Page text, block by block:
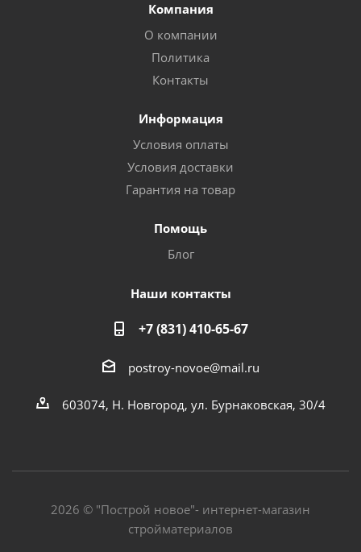
Компания
О компании
Политика
Контакты
Информация
Условия оплаты
Условия доставки
Гарантия на товар
Помощь
Блог
Наши контакты
+7 (831) 410-65-67
postroy-novoe@mail.ru
603074, Н. Новгород, ул. Бурнаковская, 30/4
2026 © "Построй новое"- интернет-магазин
стройматериалов